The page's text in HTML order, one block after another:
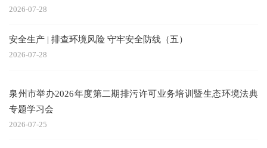
2026-07-28
安全生产 | 排查环境风险 守牢安全防线（五）
2026-07-28
泉州市举办2026年度第二期排污许可业务培训暨生态环境法典
专题学习会
2026-07-25